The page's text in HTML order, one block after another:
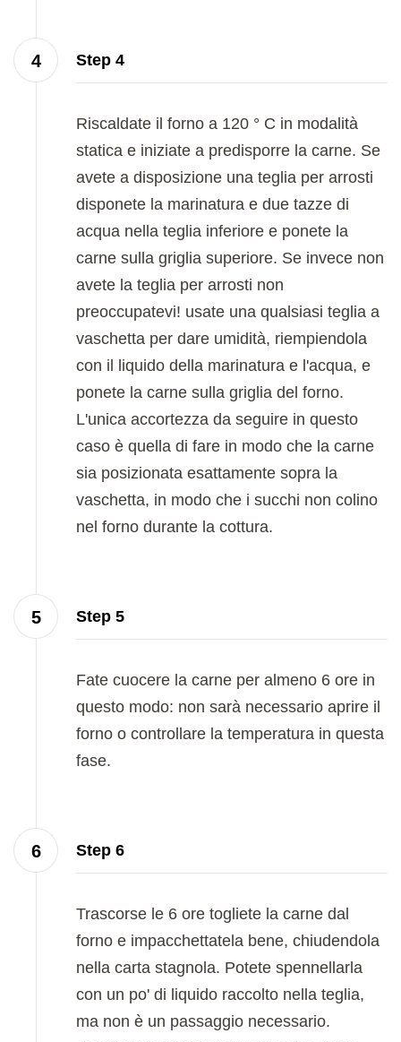
Step 4
Riscaldate il forno a 120 ° C in modalità
statica e iniziate a predisporre la carne. Se
avete a disposizione una teglia per arrosti
disponete la marinatura e due tazze di
acqua nella teglia inferiore e ponete la
carne sulla griglia superiore. Se invece non
avete la teglia per arrosti non
preoccupatevi! usate una qualsiasi teglia a
vaschetta per dare umidità, riempiendola
con il liquido della marinatura e l'acqua, e
ponete la carne sulla griglia del forno.
L'unica accortezza da seguire in questo
caso è quella di fare in modo che la carne
sia posizionata esattamente sopra la
vaschetta, in modo che i succhi non colino
nel forno durante la cottura.
Step 5
Fate cuocere la carne per almeno 6 ore in
questo modo: non sarà necessario aprire il
forno o controllare la temperatura in questa
fase.
Step 6
Trascorse le 6 ore togliete la carne dal
forno e impacchettatela bene, chiudendola
nella carta stagnola. Potete spennellarla
con un po' di liquido raccolto nella teglia,
ma non è un passaggio necessario.